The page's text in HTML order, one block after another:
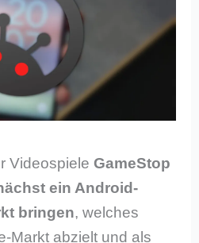
VideospieleGameStop
ein Android-
bringen, welches
Markt abzielt und als